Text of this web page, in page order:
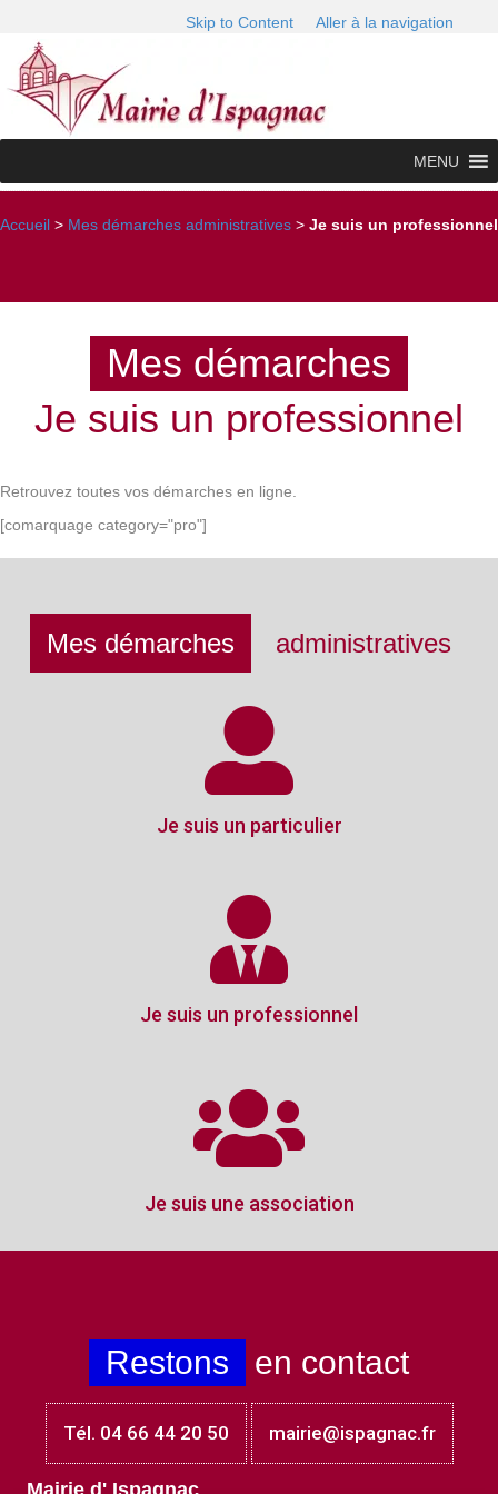
Skip to Content Aller à la navigation
MENU
Accueil > Mes démarches administratives > Je suis un professionnel
Mes démarches
Je suis un professionnel
Retrouvez toutes vos démarches en ligne.
[comarquage category="pro"]
Mes démarches administratives
Je suis un particulier
Je suis un professionnel
Je suis une association
Restons en contact
Tél. 04 66 44 20 50 mairie@ispagnac.fr
Mairie d' Ispagnac